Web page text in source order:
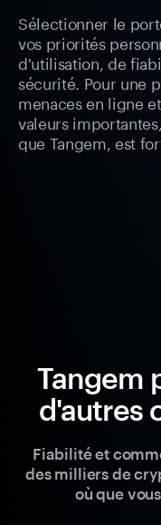
Sélectionner le
vos priorités
d'utilisation, de
sécurité. Pour une
menaces en ligne
valeurs
que Tangem, est
Tangem
d'autres
Fiabilité et
des milliers de
où que